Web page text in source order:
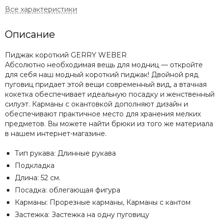
Описание
Пиджак короткий GERRY WEBER
Абсолютно необходимая вещь для модниц — откройте
для себя наш модный короткий пиджак! Двойной ряд
пуговиц придает этой вещи современный вид, а втачная
кокетка обеспечивает идеальную посадку и женственный
силуэт. Карманы с окантовкой дополняют дизайн и
обеспечивают практичное место для хранения мелких
предметов. Вы можете найти брюки из того же материала
в нашем интернет-магазине.
Тип рукава: Длинные рукава
Подкладка
Длина: 52 см.
Посадка: облегающая фигура
Карманы: Прорезные карманы, Карманы с кантом
Застежка: Застежка на одну пуговицу